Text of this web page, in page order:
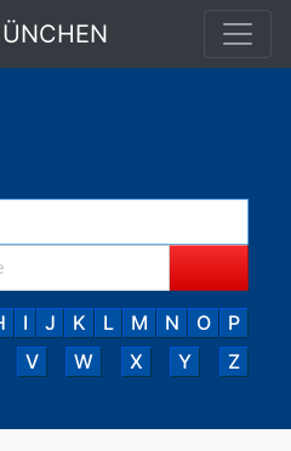
I J K L M N O
P
V W X Y Z